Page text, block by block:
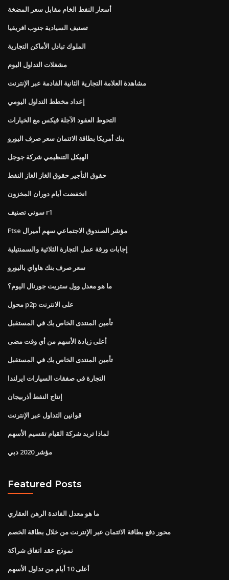
أسعار النفط الخام مقابل سعر المضخة
تصنيف السيادية جنوب افريقيا
الملوك تبادل الأماكن التجارية
مشغلات التداول اليوم
مشاهدة العلامة التجارية الثانية القادمة عبر الإنترنت
إعداد مخطط التداول اليومي
التحوط العقود الآجلة فيكس مع الخيارات
بنك أمريكا بطاقة الائتمان سعر صرف اليورو
الهيكل التنظيمي شركة جوجل
حقوق التأجير حقوق الغاز الغاز النفط
انخفضت أيام دوران المخزون
سوني تصنيف r1
Ftse مؤشر الصندوق الاجتماعي سهم أميرال
إجابات ورقة عمل التجارة الثلاثية والسمنتيلية
سعر صرف بنك هاواي باليورو
ما هو معدل وول ستريت جورنال اليوم؟
محول p2p على الانترنت
تأمين المنتدى الخاص بك في المستقبل
أعلى زيادة الأسهم من أي وقت مضى
تأمين المنتدى الخاص بك في المستقبل
التجارة في صفقات السيارات ايرلندا
إنتاج النفط أذربيجان
قوانين التداول عبر الإنترنت
لماذا تريد شركة القيام تقسيم الأسهم
مؤشر 2020 دبي
Featured Posts
ما هو معدل الفائدة الرهن العقاري
محور دفع بطاقة الائتمان عبر الإنترنت من خلال بطاقة الخصم
نموذج عقد اتفاق شراكة
أعلى 10 أيام من تداول الأسهم